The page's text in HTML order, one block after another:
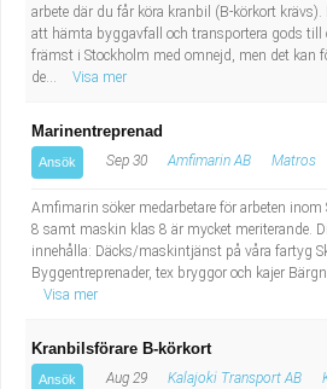
arbete där du får köra kranbil (B-körkort
att hämta byggavfall och transportera gods till
främst i Stockholm med omnejd, men det kan
de...
Visa mer
Marinentreprenad
Ansök Sep 30 Amfimarin AB Matros
Amfimarin söker medarbetare för arbeten
8 samt maskin klas 8 är mycket meriterande.
innehålla: Däcks/maskintjänst på våra fartyg
Byggentreprenader, tex bryggor och kajer
Visa mer
Kranbilsförare B-körkort
Ansök Aug 29 Kalajoki Transport AB